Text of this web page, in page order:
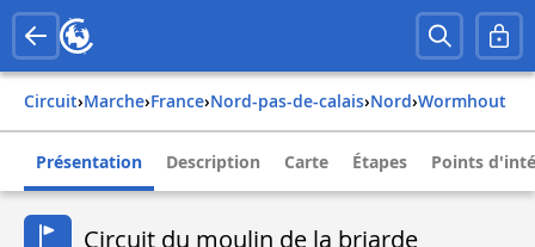
Circuit› Marche› france› nord-pas-de-calais› nord› wormhout
Présentation Description Carte Étapes Points
Circuit du moulin de la briarde